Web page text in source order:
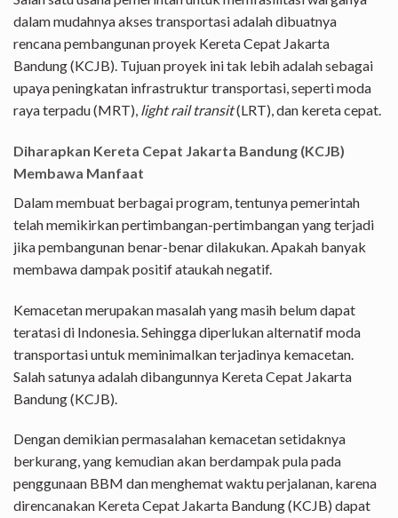
dalam mudahnya akses transportasi adalah dibuatnya
rencana pembangunan proyek Kereta Cepat Jakarta
Bandung (KCJB). Tujuan proyek ini tak lebih adalah sebagai
upaya peningkatan infrastruktur transportasi, seperti moda
raya terpadu (MRT), light rail transit(LRT), dan kereta cepat.
Diharapkan Kereta Cepat Jakarta Bandung (KCJB)
Membawa Manfaat
Dalam membuat berbagai program, tentunya pemerintah
telah memikirkan pertimbangan-pertimbangan yang terjadi
jika pembangunan benar-benar dilakukan. Apakah banyak
membawa dampak positif ataukah negatif.
Kemacetan merupakan masalah yang masih belum dapat
teratasi di Indonesia. Sehingga diperlukan alternatif moda
transportasi untuk meminimalkan terjadinya kemacetan.
Salah satunya adalah dibangunnya Kereta Cepat Jakarta
Bandung (KCJB).
Dengan demikian permasalahan kemacetan setidaknya
berkurang, yang kemudian akan berdampak pula pada
penggunaan BBM dan menghemat waktu perjalanan, karena
direncanakan Kereta Cepat Jakarta Bandung (KCJB) dapat